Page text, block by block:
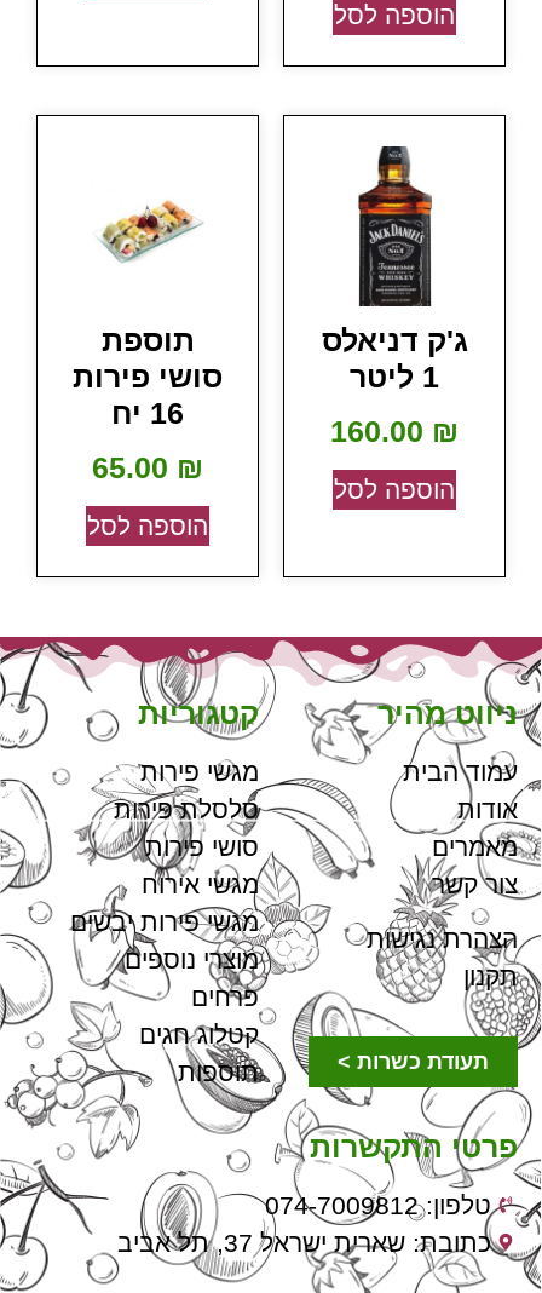
הוספה לסל
ג'ק דניאלס
1 ליטר
160.00 ₪
הוספה לסל
תוספת
סושי פירות
16 יח
65.00 ₪
הוספה לסל
ניווט מהיר
עמוד הבית
אודות
מאמרים
צור קשר
הצהרת נגישות
תקנון
תעודת כשרות >
קטגוריות
מגשי פירות
סלסלת פירות
סושי פירות
מגשי אירוח
מגשי פירות יבשים
מוצרי נוספים
פרחים
קטלוג חגים
תוספות
פרטי התקשרות
טלפון: 074-7009812
כתובת: שארית ישראל 37, תל אביב